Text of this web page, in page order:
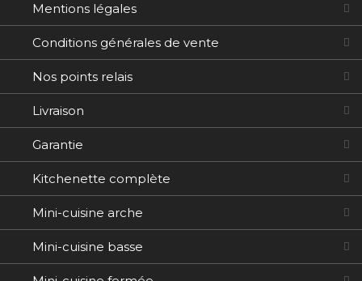
Mentions légales
Conditions générales de vente
Nos points relais
Livraison
Garantie
Kitchenette complète
Mini-cuisine arche
Mini-cuisine basse